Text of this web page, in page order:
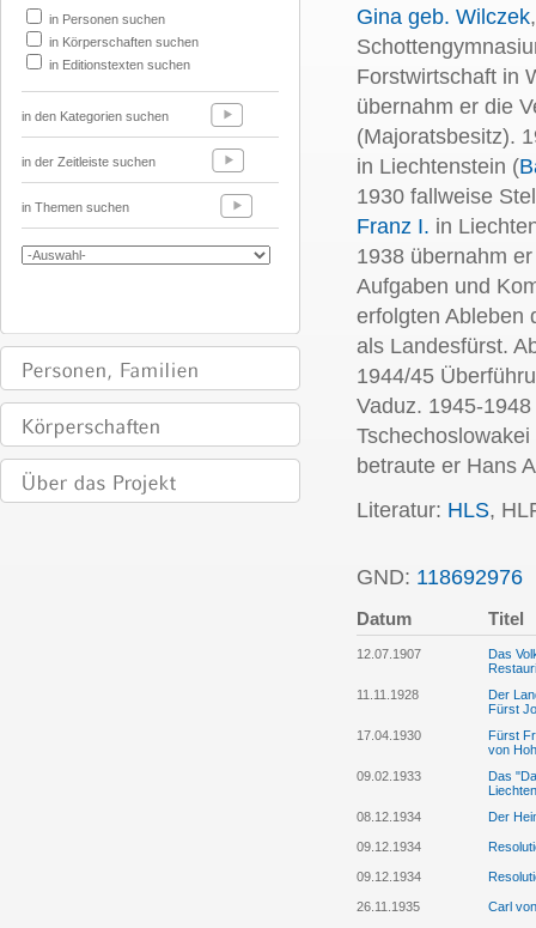
in Personen suchen
in Körperschaften suchen
in Editionstexten suchen
in den Kategorien suchen
in der Zeitleiste suchen
in Themen suchen
Gina geb. Wilczek
Forstwirtschaft in
übernahm er die
(Majoratsbesitz).
in Liechtenstein (
1930 fallweise
Franz I. in
1938 übernahm
Aufgaben und
erfolgten Ableben
als Landesfürst.
1944/45
Vaduz. 1945-
betraute er Hans
Literatur: HLS,
GND: 118692976
Datum Titel
12.07.1907
Das
11.11.1928
Der
Fürst
17.04.1930
Fürst
von
09.02.1933
Das
08.12.1934
Der
09.12.1934
09.12.1934
26.11.1935 Carl